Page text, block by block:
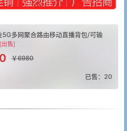
5G多网聚合路由移动直播背包/可输
[出售]
￥6980
已售：20